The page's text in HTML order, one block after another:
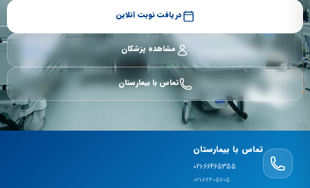
دریافت نوبت آنلاین
مشاهده پزشکان
تماس با بیمارستان
تماس با بیمارستان
021-66465355
021-66405705